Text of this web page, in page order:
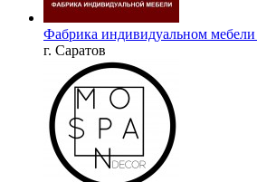
Фабрика индивидуальном
г. Саратов